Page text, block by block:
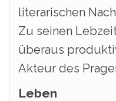
literarischen
Zu seinen
überaus
Akteur des
Leben